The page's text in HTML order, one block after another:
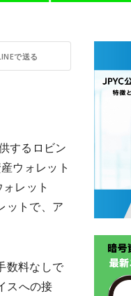
で送る
するロビン
ウォレット
レット
ットで、ア
数料なしで
スへの接